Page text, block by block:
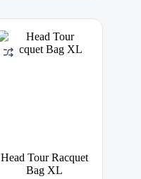
Head Tour Racquet
Bag XL